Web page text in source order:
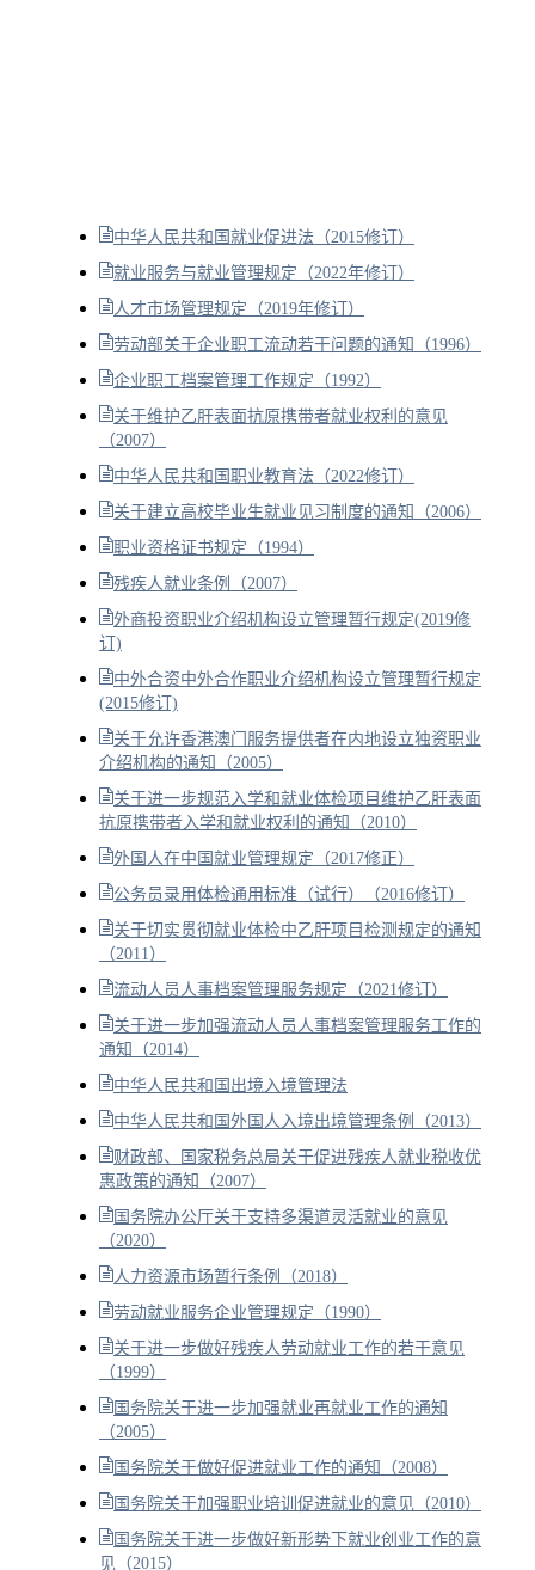
中华人民共和国就业促进法（2015修订）
就业服务与就业管理规定（2022年修订）
人才市场管理规定（2019年修订）
劳动部关于企业职工流动若干问题的通知（1996）
企业职工档案管理工作规定（1992）
关于维护乙肝表面抗原携带者就业权利的意见
（2007）
中华人民共和国职业教育法（2022修订）
关于建立高校毕业生就业见习制度的通知（2006）
职业资格证书规定（1994）
残疾人就业条例（2007）
外商投资职业介绍机构设立管理暂行规定(2019修
订)
中外合资中外合作职业介绍机构设立管理暂行规定
(2015修订)
关于允许香港澳门服务提供者在内地设立独资职业
介绍机构的通知（2005）
关于进一步规范入学和就业体检项目维护乙肝表面
抗原携带者入学和就业权利的通知（2010）
外国人在中国就业管理规定（2017修正）
公务员录用体检通用标准（试行）（2016修订）
关于切实贯彻就业体检中乙肝项目检测规定的通知
（2011）
流动人员人事档案管理服务规定（2021修订）
关于进一步加强流动人员人事档案管理服务工作的
通知（2014）
中华人民共和国出境入境管理法
中华人民共和国外国人入境出境管理条例（2013）
财政部、国家税务总局关于促进残疾人就业税收优
惠政策的通知（2007）
国务院办公厅关于支持多渠道灵活就业的意见
（2020）
人力资源市场暂行条例（2018）
劳动就业服务企业管理规定（1990）
关于进一步做好残疾人劳动就业工作的若干意见
（1999）
国务院关于进一步加强就业再就业工作的通知
（2005）
国务院关于做好促进就业工作的通知（2008）
国务院关于加强职业培训促进就业的意见（2010）
国务院关于进一步做好新形势下就业创业工作的意
见（2015）